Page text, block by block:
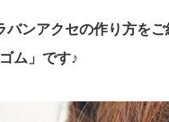
バンアクセの作り方をご
ム」です♪